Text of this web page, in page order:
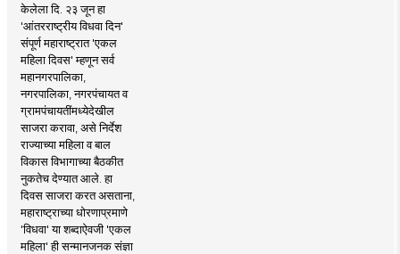
केलेला दि. २३ जून हा
'आंतरराष्ट्रीय विधवा दिन'
संपूर्ण महाराष्ट्रात 'एकल
महिला दिवस' म्हणून सर्व
महानगरपालिका,
नगरपालिका, नगरपंचायत व
ग्रामपंचायतींमध्येदेखील
साजरा करावा, असे निर्देश
राज्याच्या महिला व बाल
विकास विभागाच्या बैठकीत
नुकतेच देण्यात आले. हा
दिवस साजरा करत असताना,
महाराष्ट्राच्या धोरणाप्रमाणे
'विधवा' या शब्दाऐवजी 'एकल
महिला' ही सन्मानजनक संज्ञा